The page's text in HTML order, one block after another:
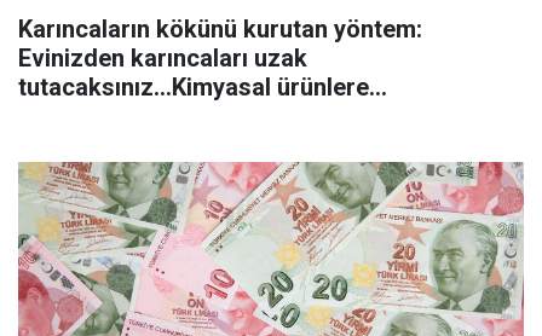
Karıncaların kökünü kurutan yöntem:
Evinizden karıncaları uzak
tutacaksınız...Kimyasal ürünlere